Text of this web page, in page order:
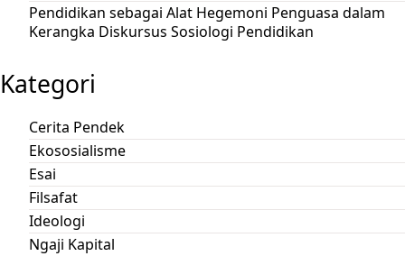
Pendidikan sebagai Alat Hegemoni Penguasa dalam
Kerangka Diskursus Sosiologi Pendidikan
Kategori
Cerita Pendek
Ekososialisme
Esai
Filsafat
Ideologi
Ngaji Kapital